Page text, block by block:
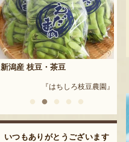
流れ梅
『株式会社 大阪屋』
いつもありがとうございます